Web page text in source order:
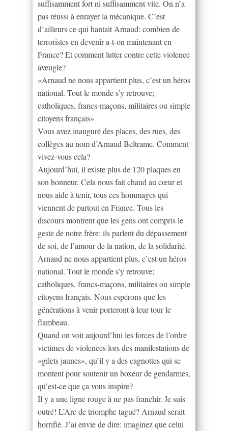
suffisamment fort ni suffisamment vite. On n’a
pas réussi à enrayer la mécanique. C’est
d’ailleurs ce qui hantait Arnaud: combien de
terroristes en devenir a-t-on maintenant en
France? Et comment lutter contre cette violence
aveugle?
«Arnaud ne nous appartient plus, c’est un héros
national. Tout le monde s’y retrouve;
catholiques, francs-maçons, militaires ou simple
citoyens français»
Vous avez inauguré des places, des rues, des
collèges au nom d’Arnaud Beltrame. Comment
vivez-vous cela?
Aujourd’hui, il existe plus de 120 plaques en
son honneur. Cela nous fait chaud au cœur et
nous aide à tenir, tous ces hommages qui
viennent de partout en France. Tous les
discours montrent que les gens ont compris le
geste de notre frère: ils parlent du dépassement
de soi, de l’amour de la nation, de la solidarité.
Arnaud ne nous appartient plus, c’est un héros
national. Tout le monde s’y retrouve;
catholiques, francs-maçons, militaires ou simple
citoyens français. Nous espérons que les
générations à venir porteront à leur tour le
flambeau.
Quand on voit aujourd’hui les forces de l’ordre
victimes de violences lors des manifestations de
«gilets jaunes», qu’il y a des cagnottes qui se
montent pour soutenir un boxeur de gendarmes,
qu’est-ce que ça vous inspire?
Il y a une ligne rouge à ne pas franchir. Je suis
outré! L’Arc de triomphe tagué? Arnaud serait
horrifié. J’ai envie de dire: imaginez que celui